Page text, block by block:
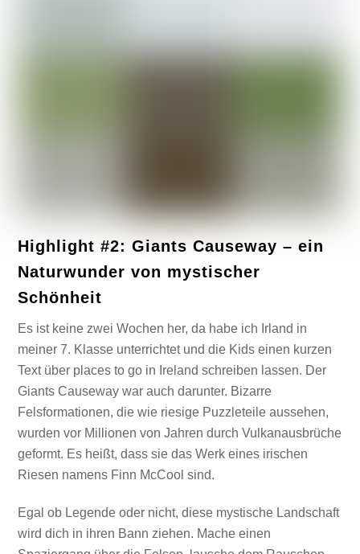
Highlight #2: Giants Causeway – ein
Naturwunder von mystischer
Schönheit
Es ist keine zwei Wochen her, da habe ich Irland in
meiner 7. Klasse unterrichtet und die Kids einen kurzen
Text über places to go in Ireland schreiben lassen. Der
Giants Causeway war auch darunter. Bizarre
Felsformationen, die wie riesige Puzzleteile aussehen,
wurden vor Millionen von Jahren durch Vulkanausbrüche
geformt. Es heißt, dass sie das Werk eines irischen
Riesen namens Finn McCool sind.
Egal ob Legende oder nicht, diese mystische Landschaft
wird dich in ihren Bann ziehen. Mache einen